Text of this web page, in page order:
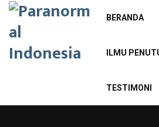
BERANDA
ILMU
TESTIMONI